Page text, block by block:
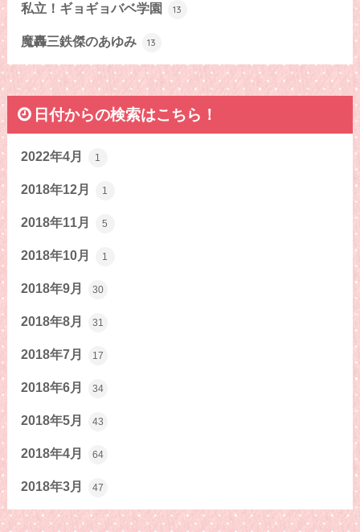
私立！ギョギョバベ学園 13
魔轟三鉄傑のあゆみ 13
日付からの検索はこちら！
2022年4月 1
2018年12月 1
2018年11月 5
2018年10月 1
2018年9月 30
2018年8月 31
2018年7月 17
2018年6月 34
2018年5月 43
2018年4月 64
2018年3月 47